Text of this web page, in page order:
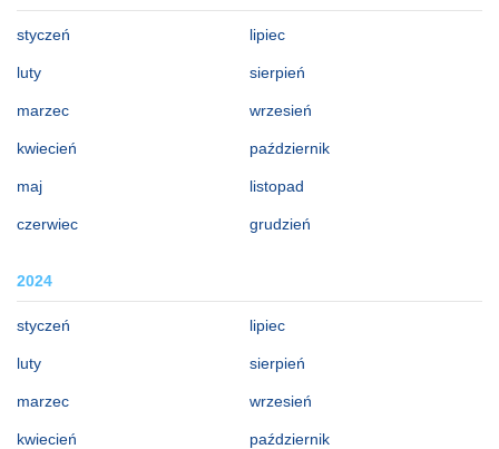
styczeń
luty
marzec
kwiecień
maj
czerwiec
lipiec
sierpień
wrzesień
październik
listopad
grudzień
2024
styczeń
luty
marzec
kwiecień
lipiec
sierpień
wrzesień
październik